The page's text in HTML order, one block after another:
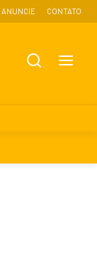
ANUNCIE CONTATO